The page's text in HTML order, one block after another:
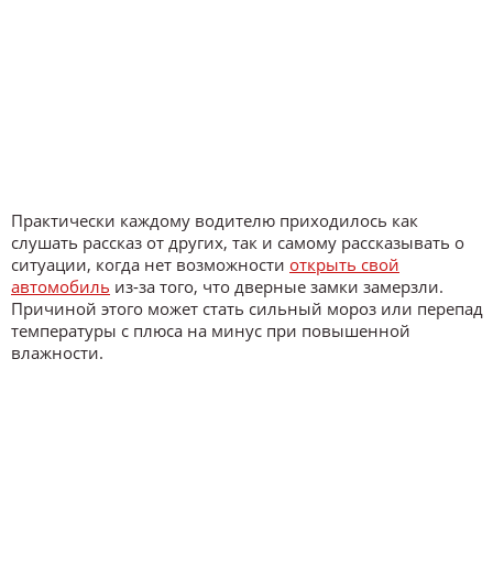
Практически каждому водителю приходилось как
слушать рассказ от других, так и самому рассказывать о
ситуации, когда нет возможности открыть свой
автомобиль из-за того, что дверные замки замерзли.
Причиной этого может стать сильный мороз или перепад
температуры с плюса на минус при повышенной
влажности.